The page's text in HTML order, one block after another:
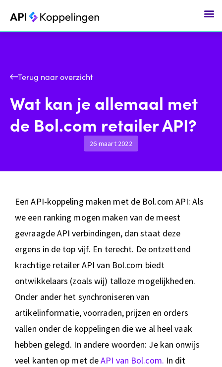
Terug naar overzicht
Wat kan je allemaal met
de Bol.com retailer API?
26 maart 2022
Een API-koppeling maken met de Bol.com API: Als
we een ranking mogen maken van de meest
gevraagde API verbindingen, dan staat deze
ergens in de top vijf. En terecht. De ontzettend
krachtige retailer API van Bol.com biedt
ontwikkelaars (zoals wij) talloze mogelijkheden.
Onder ander het synchroniseren van
artikelinformatie, voorraden, prijzen en orders
vallen onder de koppelingen die we al heel vaak
hebben gelegd. In andere woorden: Je kan onwijs
veel kanten op met deAPI van Bol.com. In dit